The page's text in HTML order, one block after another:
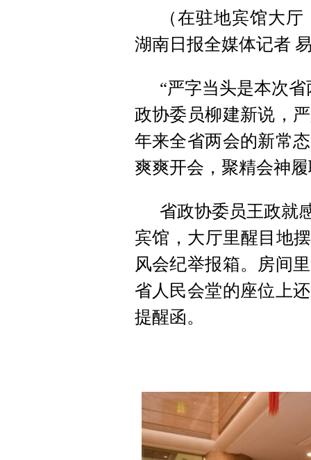
（在驻地宾馆大
湖南日报全媒体记者
“严字当头是本次
政协委员柳建新说，
年来全省两会的新常
爽爽开会，聚精会神
省政协委员王政就
宾馆，大厅里醒目地
风会纪举报箱。房间
省人民会堂的座位上
提醒函。